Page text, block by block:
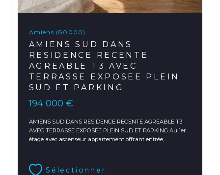
Amiens (80000)
AMIENS SUD DANS
RESIDENCE RECENTE
AGREABLE T3 AVEC
TERRASSE EXPOSEE PLEIN
SUD ET PARKING
194 000 €
AMIENS SUD DANS RESIDENCE RECENTE AGRÉABLE T3
AVEC TERRASSE EXPOSÉE PLEIN SUD ET PARKING Au 1er
étage avec ascenseur appartement offrant entrée,...
Sélectionner